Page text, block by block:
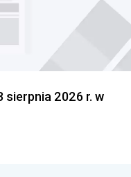
sierpnia 2026 r. w